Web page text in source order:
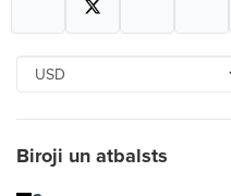
Biroji un atbalsts